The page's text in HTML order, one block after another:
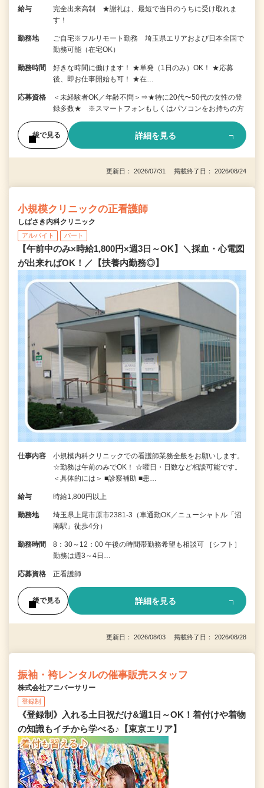
給与
完全出来高制 ★謝礼は、最短で当日のうちに受け取れま
す！
勤務地
ご自宅※フルリモート勤務 埼玉県エリアおよび日本全国で
勤務可能（在宅OK）
勤務時間
好きな時間に働けます！ ★単発（1日のみ）OK！ ★応募
後、即お仕事開始も可！ ★在…
応募資格
＜未経験者OK／年齢不問＞⇒★特に20代〜50代の女性の登
録多数★ ※スマートフォンもしくはパソコンをお持ちの方
後で見る 詳細を見る
更新日： 2026/07/31 掲載終了日： 2026/08/24
小規模クリニックの正看護師
しばさき内科クリニック
アルバイト パート
【午前中のみ×時給1,800円×週3日～OK】＼採血・心電図
が出来ればOK！／【扶養内勤務◎】
仕事内容
小規模内科クリニックでの看護師業務全般をお願いします。
☆勤務は午前のみでOK！ ☆曜日・日数など相談可能です。
＜具体的には＞ ■診察補助 ■患…
給与 時給1,800円以上
勤務地
埼玉県上尾市原市2381-3（車通勤OK／ニューシャトル「沼
南駅」徒歩4分）
勤務時間
8：30～12：00 午後の時間帯勤務希望も相談可 ［シフト］
勤務は週3～4日…
応募資格 正看護師
後で見る 詳細を見る
更新日： 2026/08/03 掲載終了日： 2026/08/28
振袖・袴レンタルの催事販売スタッフ
株式会社アニバーサリー
登録制
《登録制》入れる土日祝だけ&週1日～OK！着付けや着物
の知識もイチから学べる♪【東京エリア】